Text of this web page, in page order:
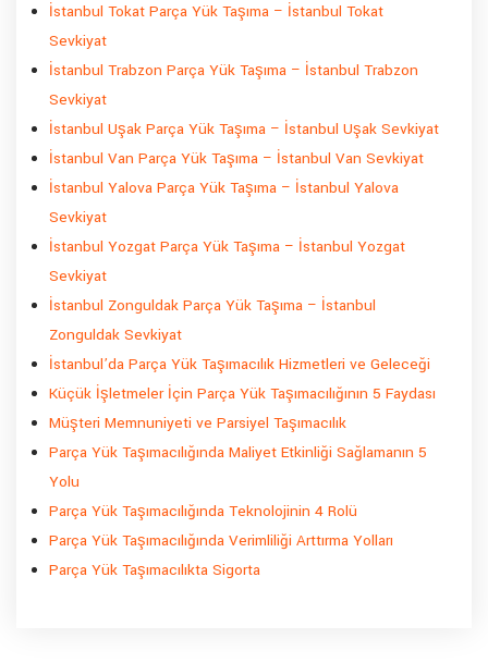
İstanbul Tokat Parça Yük Taşıma – İstanbul Tokat
Sevkiyat
İstanbul Trabzon Parça Yük Taşıma – İstanbul Trabzon
Sevkiyat
İstanbul Uşak Parça Yük Taşıma – İstanbul Uşak Sevkiyat
İstanbul Van Parça Yük Taşıma – İstanbul Van Sevkiyat
İstanbul Yalova Parça Yük Taşıma – İstanbul Yalova
Sevkiyat
İstanbul Yozgat Parça Yük Taşıma – İstanbul Yozgat
Sevkiyat
İstanbul Zonguldak Parça Yük Taşıma – İstanbul
Zonguldak Sevkiyat
İstanbul’da Parça Yük Taşımacılık Hizmetleri ve Geleceği
Küçük İşletmeler İçin Parça Yük Taşımacılığının 5 Faydası
Müşteri Memnuniyeti ve Parsiyel Taşımacılık
Parça Yük Taşımacılığında Maliyet Etkinliği Sağlamanın 5
Yolu
Parça Yük Taşımacılığında Teknolojinin 4 Rolü
Parça Yük Taşımacılığında Verimliliği Arttırma Yolları
Parça Yük Taşımacılıkta Sigorta